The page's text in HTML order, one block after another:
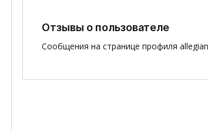
Отзывы о пользователе
Сообщения на странице профиля